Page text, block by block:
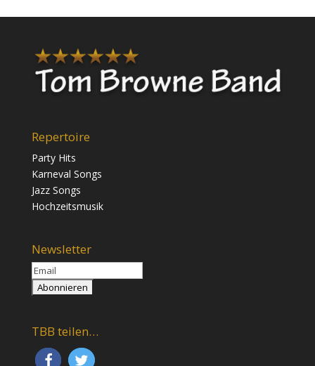
Repertoire
Party Hits
Karneval Songs
Jazz Songs
Hochzeitsmusik
Newsletter
TBB teilen…